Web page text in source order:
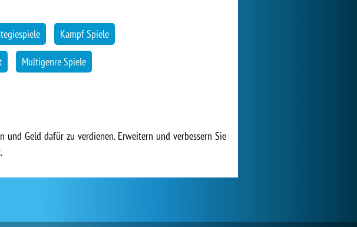
Kampf Spiele
Multigenre Spiele
Geld dafür zu verdienen. Erweitern und verbessern Sie